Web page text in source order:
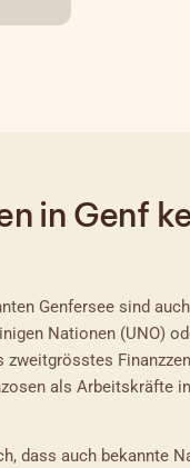
in Genf
Genfersee sind
Nationen (UNO)
als Arbeitskräfte
dass auch bekannte